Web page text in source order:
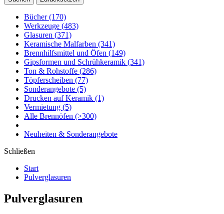
Bücher(170)
Werkzeuge (483)
Glasuren (371)
Keramische Malfarben (341)
Brennhilfsmittel und Öfen (149)
Gipsformen und Schrühkeramik (341)
Ton & Rohstoffe (286)
Töpferscheiben (77)
Sonderangebote (5)
Drucken auf Keramik (1)
Vermietung (5)
Alle Brennöfen (>300)
Neuheiten & Sonderangebote
Schließen
Start
Pulverglasuren
Pulverglasuren